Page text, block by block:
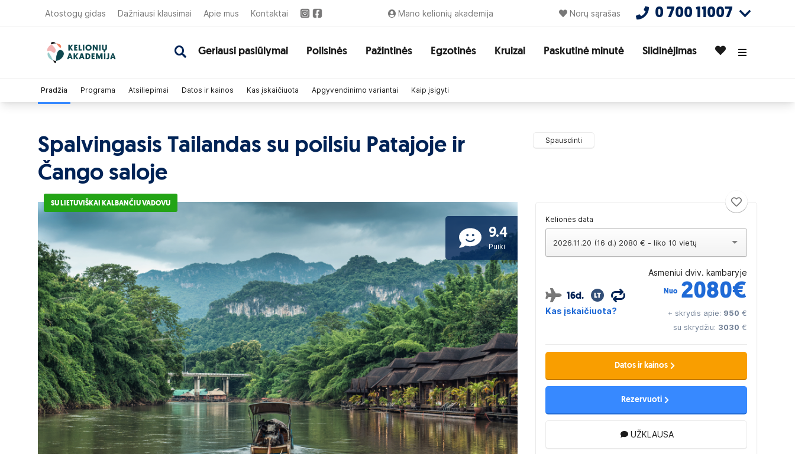
Atostogų gidas Dažniausi klausimai Apie mus Kontaktai Mano kelionių akademija Norų sąrašas 0 700 11007
Geriausi pasiūlymai Poilsinės Pažintinės Egzotinės Kruizai Paskutinė minutė Slidinėjimas
Spalvingasis Tailandas su poilsiu Patajoje ir
Čango saloje
Spausdinti
Pradžia Programa Atsiliepimai Datos ir kainos Kas įskaičiuota Apgyvendinimo variantai Kaip įsigyti
SU LIETUVIŠKAI KALBANČIU VADOVU
9.4
Puiki
Kelionės data
2026.11.20 (16 d.) 2080 € - liko 10 vietų
Asmeniui dviv. kambaryje
16d.
Nuo 2080€
Kas įskaičiuota? + skrydis apie: 950 €
su skrydžiu: 3030 €
Datos ir kainos
Rezervuoti
UŽKLAUSA